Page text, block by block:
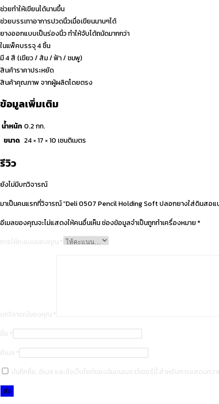
(แพ็ค
4
ชิ้น
4
สี)
เครื่อง
เขียน
ดินสอ
อุปกรณ์
การ
เรียน
ชิ้น
ช่วยทำให้เขียนได้นานขึ้น
ช่วยบรรเทาอาการปวดนิ้วเมื่อเขียนนานๆได้
ยางออกแบบเป็นร่องนิ้ว ทำให้จับได้ถนัดมากกว่า
ในแพ็คบรรจุ 4 ชิ้น
มี 4 สี (เขียว / ส้ม / ฟ้า / ชมพู)
สินค้าราคาประหยัด
สินค้าคุณภาพ จากผู้ผลิตโดยตรง
ข้อมูลเพิ่มเติม
น้ำหนัก 0.2 กก.
ขนาด 24 × 17 × 10 เซนติเมตร
รีวิว
ยังไม่มีบทวิจารณ์
มาเป็นคนแรกที่วิจารณ์ “Deli 0507 Pencil Holding Soft ปลอกยางใส่ดินสอ
อีเมลของคุณจะไม่แสดงให้คนอื่นเห็นช่องข้อมูลจำเป็นถูกทำเครื่องหมาย*